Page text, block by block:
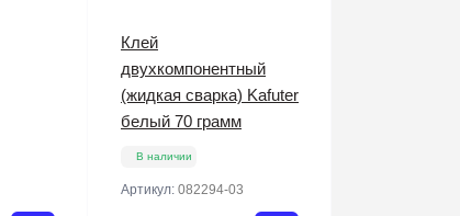
Клей
двухкомпонентный
(жидкая сварка) Kafuter
белый 70 грамм
В наличии
Артикул: 082294-03